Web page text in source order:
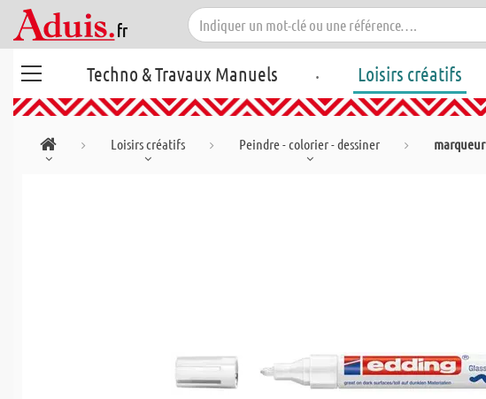
Techno & Travaux Manuels . Loisirs créatifs
Loisirs créatifs Peindre - colorier - dessiner marqueur